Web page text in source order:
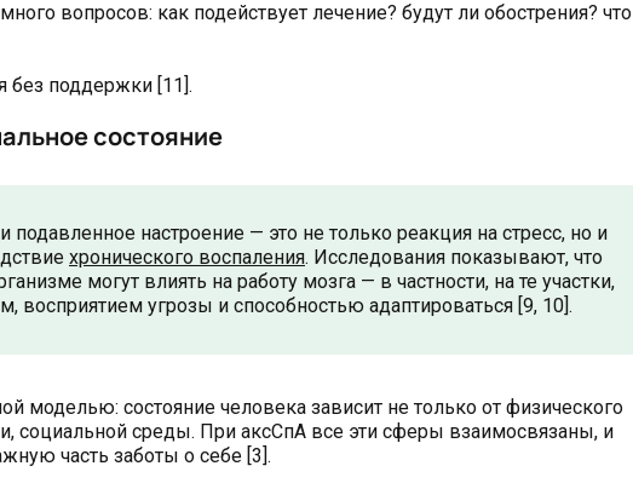
вопросов: как подействует лечение? будут ли обострения? что
без поддержки [11].
состояние
настроение — это не только реакция на стресс, но и
хронического воспаления. Исследования показывают, что
могут влиять на работу мозга — в частности, на те участки,
восприятием угрозы и способностью адаптироваться [9, 10].
моделью: состояние человека зависит не только от физического
социальной среды. При аксСпА все эти сферы взаимосвязаны, и
часть заботы о себе [3].